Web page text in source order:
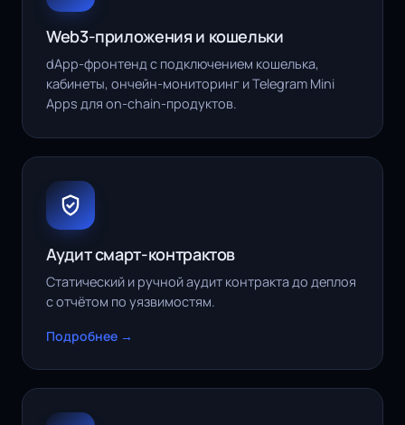
Web3-приложения и кошельки
dApp-фронтенд с подключением кошелька,
кабинеты, ончейн-мониторинг иTelegram Mini
Apps для on-chain-продуктов.
Аудит смарт-контрактов
Статический и ручной аудит контракта до деплоя
с отчётом по уязвимостям.
Подробнее →